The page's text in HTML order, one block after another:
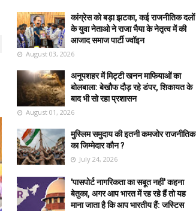
कांग्रेस को बड़ा झटका, कई राजनीतिक दलों
के युवा नेताओ ने राजा भैया के नेतृत्व में की
आजाद समाज पार्टी ज्वॉइन
August 03, 2026
अनूपशहर में मिट्टी खनन माफियाओं का
बोलबाला: बेखौफ दौड़ रहे डंपर, शिकायत के
बाद भी सो रहा प्रशासन
August 01, 2026
मुस्लिम समुदाय की इतनी कमजोर राजनीतिक
का जिम्मेदार कौन ?
July 24, 2026
'पासपोर्ट नागरिकता का सबूत नहीं' कहना
बेतुका, अगर आप भारत में रह रहे हैं तो यह
माना जाता है कि आप भारतीय हैं: जस्टिस